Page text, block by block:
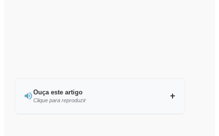
Ouça este artigo
Clique para reproduzir